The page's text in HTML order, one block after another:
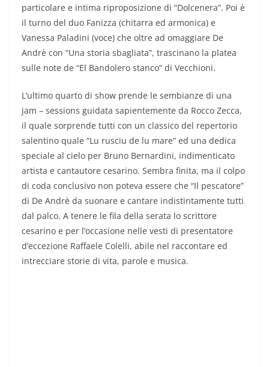
particolare e intima riproposizione di “Dolcenera”. Poi è
il turno del duo Fanizza (chitarra ed armonica) e
Vanessa Paladini (voce) che oltre ad omaggiare De
Andrè con “Una storia sbagliata”, trascinano la platea
sulle note de “El Bandolero stanco” di Vecchioni.
L’ultimo quarto di show prende le sembianze di una
jam – sessions guidata sapientemente da Rocco Zecca,
il quale sorprende tutti con un classico del repertorio
salentino quale “Lu rusciu de lu mare” ed una dedica
speciale al cielo per Bruno Bernardini, indimenticato
artista e cantautore cesarino. Sembra finita, ma il colpo
di coda conclusivo non poteva essere che “Il pescatore”
di De Andrè da suonare e cantare indistintamente tutti
dal palco. A tenere le fila della serata lo scrittore
cesarino e per l’occasione nelle vesti di presentatore
d’eccezione Raffaele Colelli, abile nel raccontare ed
intrecciare storie di vita, parole e musica.